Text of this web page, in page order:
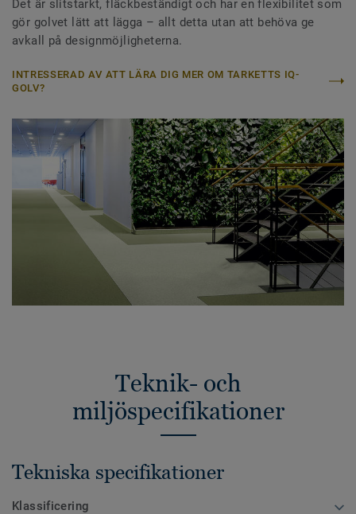
Det är slitstarkt, fläckbeständigt och har en flexibilitet som
gör golvet lätt att lägga – allt detta utan att behöva ge
avkall på designmöjligheterna.
INTRESSERAD AV ATT LÄRA DIG MER OM TARKETTS IQ-
GOLV?
Teknik- och
miljöspecifikationer
Tekniska specifikationer
Klassificering